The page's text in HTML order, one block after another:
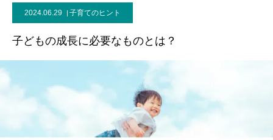
2024.06.29 子育てのヒント
子どもの成長に必要なものとは？
ブログ